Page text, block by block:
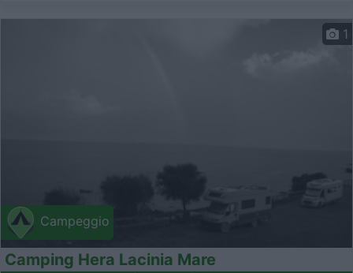
Campeggio
1
Camping Hera Lacinia Mare